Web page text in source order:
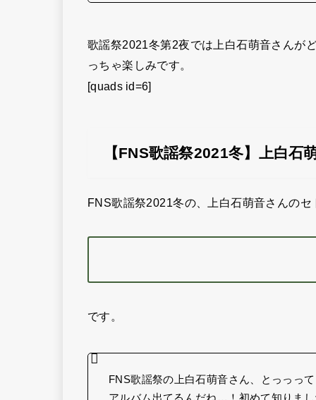
歌謡祭2021冬第2夜では上白石萌音さんが
っちゃ楽しみです。
[quads id=6]
【FNS歌謡祭2021冬】上白
FNS歌謡祭2021冬の、上白石萌音さんのセ
です。
FNS歌謡祭の上白石萌音さん、とっっっ
アルバム出てるんだね…！初めて知りま